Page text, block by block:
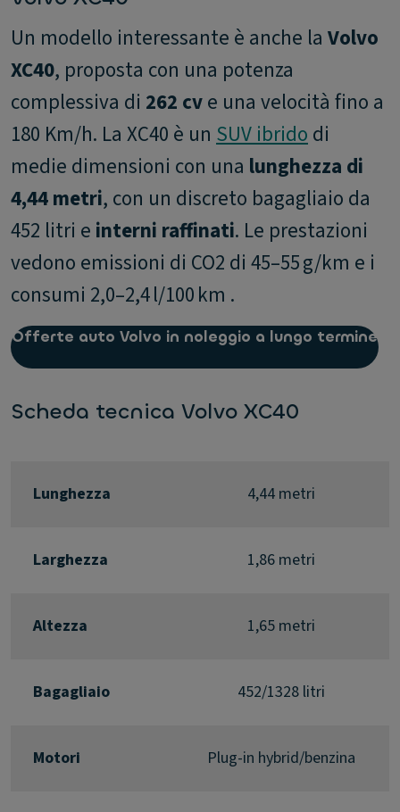
Un modello interessante è anche la Volvo
XC40, proposta con una potenza
complessiva di 262 cve una velocità fino a
180 Km/h. La XC40 è un SUV ibrido di
medie dimensioni con una lunghezza di
4,44 metri, con un discreto bagagliaio da
452 litri e interni raffinati. Le prestazioni
vedono emissioni di CO2 di 45–55 g/km e i
consumi 2,0–2,4 l/100 km .
Offerte auto Volvo in noleggio a lungo termine
Scheda tecnica Volvo XC40
Lunghezza 4,44 metri
Larghezza 1,86 metri
Altezza 1,65 metri
Bagagliaio 452/1328 litri
Motori Plug-in hybrid/benzina